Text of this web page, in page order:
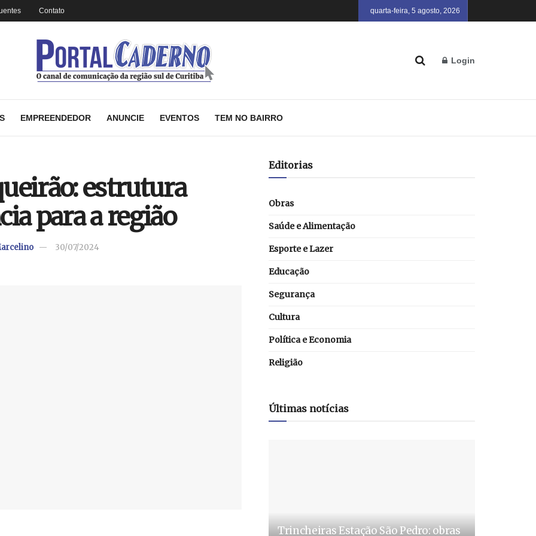
Contato quarta-feira, 5 agosto, 2026
Login
EMPREENDEDOR ANUNCIE EVENTOS TEM NO BAIRRO
estrutura
para a região
30/07/2024
Editorias
Obras
Saúde e Alimentação
Esporte e Lazer
Educação
Segurança
Cultura
Política e Economia
Religião
Últimas notícias
Trincheiras Estação São Pedro: obras